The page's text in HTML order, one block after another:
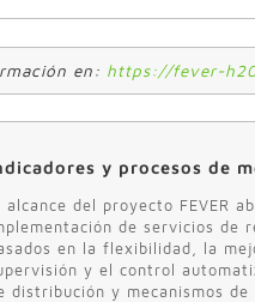
en: https://fever-
y procesos de
alcance del proyecto FEVER
de servicios de
en la flexibilidad, la
y el control
distribución y mecanismos de